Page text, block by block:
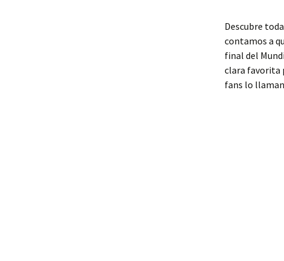
Descubre
contamos a
final del
clara favorita
fans lo